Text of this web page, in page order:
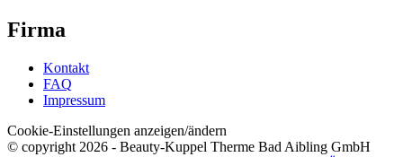
Firma
Kontakt
FAQ
Impressum
Cookie-Einstellungen anzeigen/ändern
© copyright 2026 - Beauty-Kuppel Therme Bad Aibling GmbH